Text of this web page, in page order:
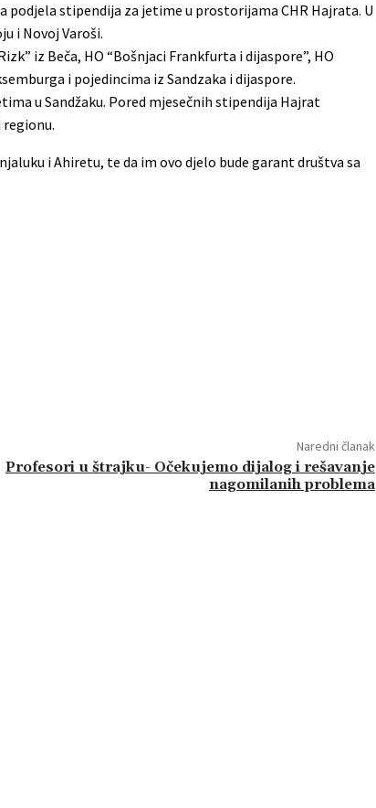
stipendija za jetime u prostorijama CHR Hajrata. U
i Novoj Varoši.
iz Beča, HO “Bošnjaci Frankfurta i dijaspore”, HO
i pojedincima iz Sandzaka i dijaspore.
u Sandžaku. Pored mjesečnih stipendija Hajrat
i Ahiretu, te da im ovo djelo bude garant društva sa
Naredni članak
Profesori u štrajku- Očekujemo dijalog i rešavanje
nagomilanih problema